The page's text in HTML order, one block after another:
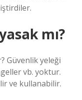
mı?
Güvenlik yeleği
vb. yoktur.
ve kullanabilir.